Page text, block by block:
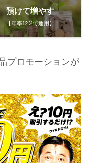
預けて増やす
【年率12%で運用】
プロモーションが